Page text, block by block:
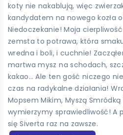
koty nie nakablują, więc
kandydatem na nowego kozła
Niedoczekanie! Moja
zemsta to potrawa, która
wredna i boli, i cuchnie!
martwa mysz na schodach,
kakao… Ale ten gość niczego
czas na radykalne działania!
Mopsem Mikim, Myszą Smródką
wymierzymy sprawiedliwość! A
się Siverta raz na zawsze.